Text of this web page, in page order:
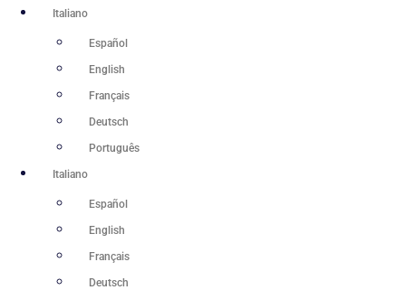
contenuto
Italiano
Español
English
Français
Deutsch
Português
Italiano
Español
English
Français
Deutsch